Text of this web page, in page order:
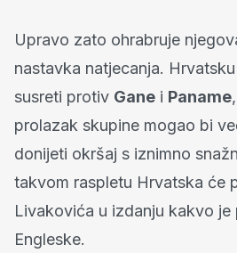
Upravo zato ohrabruje
nastavka natjecanja.
susreti protiv Gane i Paname
prolazak skupine mogao bi
donijeti okršaj s iznimno
takvom raspletu Hrvatska će
Livakovića u izdanju kakvo
Engleske.